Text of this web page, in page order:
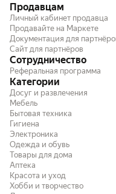
Продавцам
Личный кабинет продавца
Продавайте на Маркете
Документация для
Сайт для партнёров
Сотрудничество
Реферальная программа
Категории
Досуг и развлечения
Мебель
Бытовая техника
Гигиена
Электроника
Одежда и обувь
Товары для дома
Аптека
Красота и уход
Хобби и творчество